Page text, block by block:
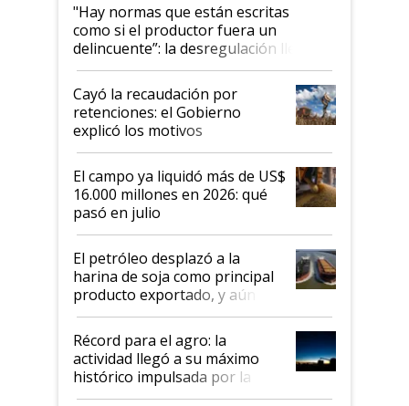
"Hay normas que están escritas
como si el productor fuera un
delincuente”: la desregulación llegó
al Congreso Aapresid y hasta se
habló del financiamiento al IPCVA
Cayó la recaudación por
retenciones: el Gobierno
explicó los motivos
El campo ya liquidó más de US$
16.000 millones en 2026: qué
pasó en julio
El petróleo desplazó a la
harina de soja como principal
producto exportado, y aún así
el agro aportó casi seis de cada
diez dólares y sostuvo el
liderazgo en un semestre
récord
Récord para el agro: la
actividad llegó a su máximo
histórico impulsada por la
cosecha y las exportaciones